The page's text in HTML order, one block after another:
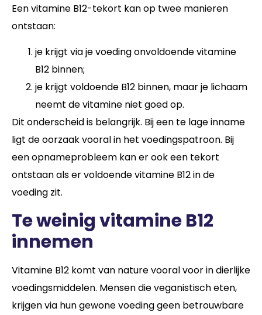
Een vitamine B12-tekort kan op twee manieren
ontstaan:
je krijgt via je voeding onvoldoende vitamine
B12 binnen;
je krijgt voldoende B12 binnen, maar je lichaam
neemt de vitamine niet goed op.
Dit onderscheid is belangrijk. Bij een te lage inname
ligt de oorzaak vooral in het voedingspatroon. Bij
een opnameprobleem kan er ook een tekort
ontstaan als er voldoende vitamine B12 in de
voeding zit.
Te weinig vitamine B12
innemen
Vitamine B12 komt van nature vooral voor in dierlijke
voedingsmiddelen. Mensen die veganistisch eten,
krijgen via hun gewone voeding geen betrouwbare